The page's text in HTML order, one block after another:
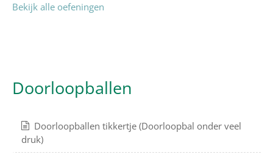
Bekijk alle oefeningen
Doorloopballen
Doorloopballen tikkertje (Doorloopbal onder veel
druk)